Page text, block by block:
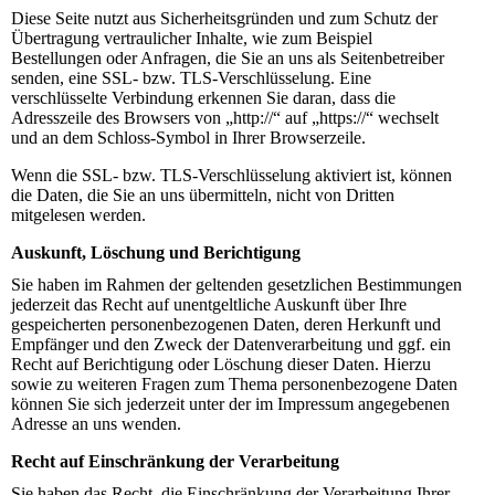
Diese Seite nutzt aus Sicherheitsgründen und zum Schutz der
Übertragung vertraulicher Inhalte, wie zum Beispiel
Bestellungen oder Anfragen, die Sie an uns als Seitenbetreiber
senden, eine SSL- bzw. TLS-Verschlüsselung. Eine
verschlüsselte Verbindung erkennen Sie daran, dass die
Adresszeile des Browsers von „http://“ auf „https://“ wechselt
und an dem Schloss-Symbol in Ihrer Browserzeile.
Wenn die SSL- bzw. TLS-Verschlüsselung aktiviert ist, können
die Daten, die Sie an uns übermitteln, nicht von Dritten
mitgelesen werden.
Auskunft, Löschung und Berichtigung
Sie haben im Rahmen der geltenden gesetzlichen Bestimmungen
jederzeit das Recht auf unentgeltliche Auskunft über Ihre
gespeicherten personenbezogenen Daten, deren Herkunft und
Empfänger und den Zweck der Datenverarbeitung und ggf. ein
Recht auf Berichtigung oder Löschung dieser Daten. Hierzu
sowie zu weiteren Fragen zum Thema personenbezogene Daten
können Sie sich jederzeit unter der im Impressum angegebenen
Adresse an uns wenden.
Recht auf Einschränkung der Verarbeitung